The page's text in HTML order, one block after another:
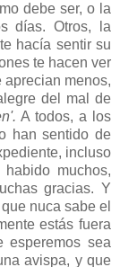
debe ser, o la
días. Otros, la
hacía sentir su
te hacen ver
menos,
del mal de
A todos, a los
han sentido de
incluso
muchos,
gracias. Y
nuca sabe el
estás fuera
esperemos sea
avispa, y que